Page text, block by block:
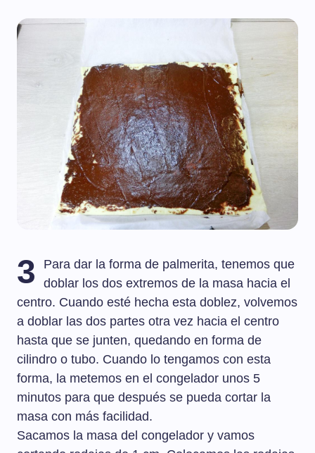
3
Para dar la forma de palmerita, tenemos que
doblar los dos extremos de la masa hacia el
centro. Cuando esté hecha esta doblez, volvemos
a doblar las dos partes otra vez hacia el centro
hasta que se junten, quedando en forma de
cilindro o tubo. Cuando lo tengamos con esta
forma, la metemos en el congelador unos 5
minutos para que después se pueda cortar la
masa con más facilidad.
Sacamos la masa del congelador y vamos